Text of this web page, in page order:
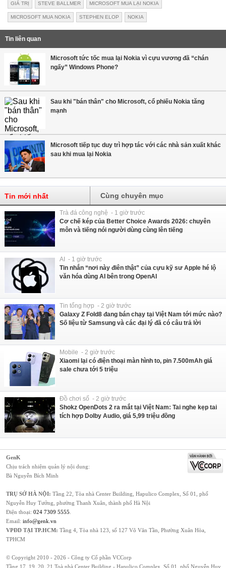
GIÁ TRỊ STEVE BALLMER MICROSOFT MUA LẠI NOKIA
MICROSOFT MUA NOKIA STEPHEN ELOP NOKIA
Tin liên quan
Microsoft tức tốc mua lại Nokia vì cựu vương đã “chán
ngấy” Windows Phone?
Sau khi "bán thân" cho Microsoft, cổ phiếu Nokia tăng
mạnh
Microsoft tiếp tục duy trì hợp tác với các nhà sản xuất khác
sau khi mua lại Nokia
Tin mới nhất Cùng chuyên mục
Trà đá công nghệ - 1 giờ trước
Cơ chế kép của Better Choice Awards 2026: chuyên
môn và tiếng nói người dùng cùng lên tiếng
AI - 1 giờ trước
Tin nhắn “nơi này điên thật” của cựu kỹ sư Apple hé lộ
văn hóa dùng AI bên trong OpenAI
Tin tổng hợp - 2 giờ trước
Galaxy Z Fold8 đang bán chạy tại Việt Nam tới mức nào?
Số liệu từ Samsung và các đại lý đã có câu trả lời
Mobile - 2 giờ trước
Xiaomi lại có điện thoại màn hình to, pin 7.500mAh giá
sale chưa tới 5 triệu
Đồ chơi số - 2 giờ trước
Shokz OpenDots 2 ra mắt tại Việt Nam: Tai nghe kẹp tai
tích hợp Dolby Audio, giá 5,99 triệu đồng
GenK
Chịu trách nhiệm quản lý nội dung:
Bà Nguyễn Bích Minh
TRỤ SỞ HÀ NỘI: Tầng 22, Tòa nhà Center Building, Hapulico Complex, Số 01, phố
Nguyễn Huy Tưởng, phường Thanh Xuân, thành phố Hà Nội
Điện thoại: 024 7309 5555
Email: info@genk.vn
VPĐD TẠI TP.HCM: Tầng 4, Tòa nhà 123, số 127 Võ Văn Tần, Phường Xuân Hòa,
TPHCM
© Copyright 2010 - 2026 - Công ty Cổ phần VCCorp
Tầng 17, 19, 20, 21 Toà nhà Center Building - Hapulico Complex, Số 01, phố Nguyễn Huy